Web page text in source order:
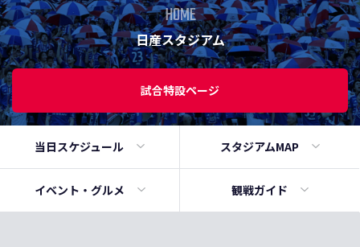
HOME
日産スタジアム
試合特設ページ
当日 スケジュール スタジアムMAP
イベント・ グルメ 観戦ガイド